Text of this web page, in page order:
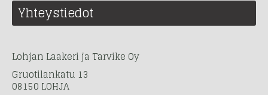
Yhteystiedot
Lohjan Laakeri ja Tarvike Oy
Gruotilankatu 13
08150 LOHJA